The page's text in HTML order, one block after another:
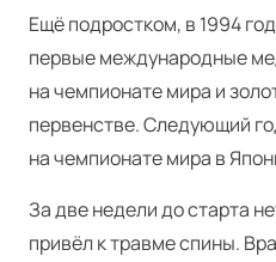
Ещё подростком, в 1994
первые международные
на чемпионате мира и
первенстве. Следующий
на чемпионате мира в
За две недели до старта
привёл к травме спины.